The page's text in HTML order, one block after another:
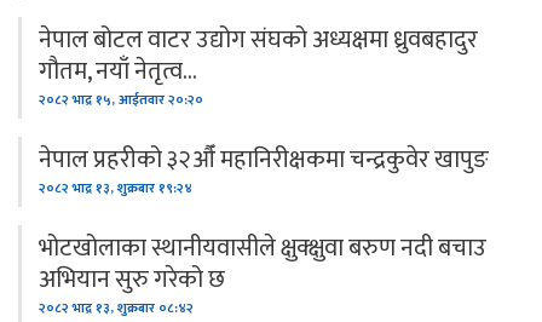
नेपाल बोटल वाटर उद्योग संघको अध्यक्षमा ध्रुवबहादुर
गौतम, नयाँ नेतृत्व…
२०८२ भाद्र १५, आईतवार २०:२०
नेपाल प्रहरीको ३२औँ महानिरीक्षकमा चन्द्रकुवेर खापुङ
२०८२ भाद्र १३, शुक्रबार १९:२४
भोटखोलाका स्थानीयवासीले क्षुक्क्षुवा बरुण नदी बचाउ
अभियान सुरु गरेको छ
२०८२ भाद्र १३, शुक्रबार ०८:४२